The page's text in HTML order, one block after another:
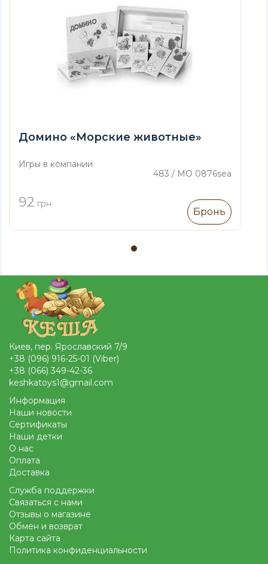
Домино «Морские животные»
Игры в компании
483 / MO 0876sea
92 грн
Бронь
Киев, пер. Ярославский 7/9
+38 (096) 916-25-01 (Viber)
+38 (066) 349-42-36
keshkatoys1@gmail.com
Информация
Наши новости
Сертификаты
Наши детки
О нас
Оплата
Доставка
Служба поддержки
Связаться с нами
Отзывы о магазине
Обмен и возврат
Карта сайта
Политика конфиденциальности